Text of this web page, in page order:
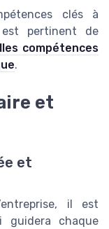
clés à
pertinent de
compétences
.
et
et
il est
guidera chaque